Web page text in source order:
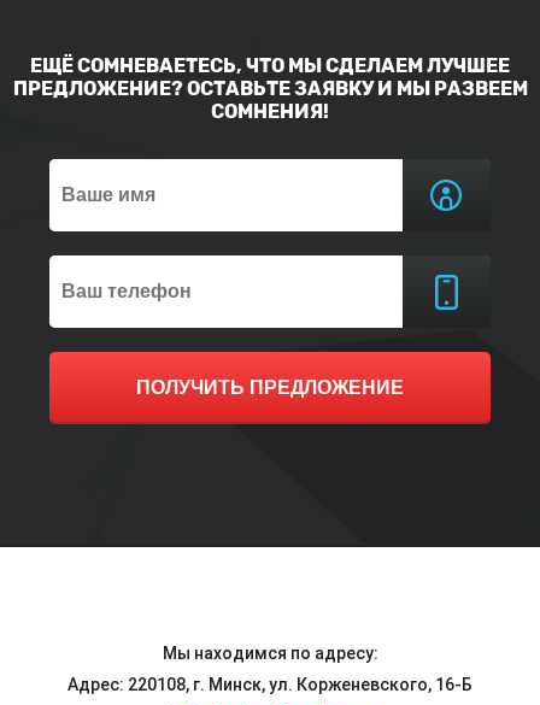
ЕЩЁ СОМНЕВАЕТЕСЬ, ЧТО МЫ СДЕЛАЕМ ЛУЧШЕЕ
ПРЕДЛОЖЕНИЕ? ОСТАВЬТЕ ЗАЯВКУ И МЫ РАЗВЕЕМ
СОМНЕНИЯ!
ПОЛУЧИТЬ ПРЕДЛОЖЕНИЕ
Мы находимся по адресу:
Адрес: 220108, г. Минск, ул. Корженевского, 16-Б